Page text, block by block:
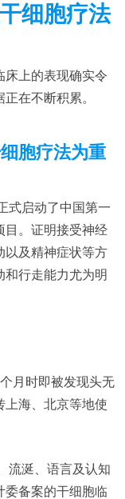
细胞疗法
床上的表现确实令
在不断积累。
胞疗法为重
式启动了中国第一
目。证明接受神经
以及精神症状等方
和行走能力尤为明
月时即被发现头无
上海、北京等地使
流涎、语言及认知
委备案的干细胞临